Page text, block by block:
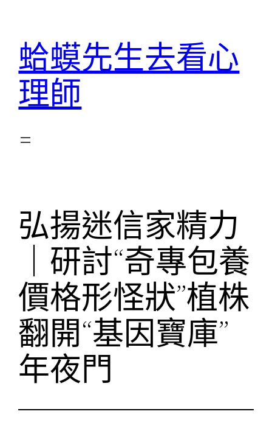
蛤蟆先生去看心
理師
弘揚迷信家精力
｜研討“奇專包養
價格形怪狀”植株
翻開“基因寶庫”
年夜門